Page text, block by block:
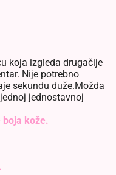
koja izgleda drugačije
Nije potrebno
sekundu duže.Možda
jednostavnoj
boja kože.